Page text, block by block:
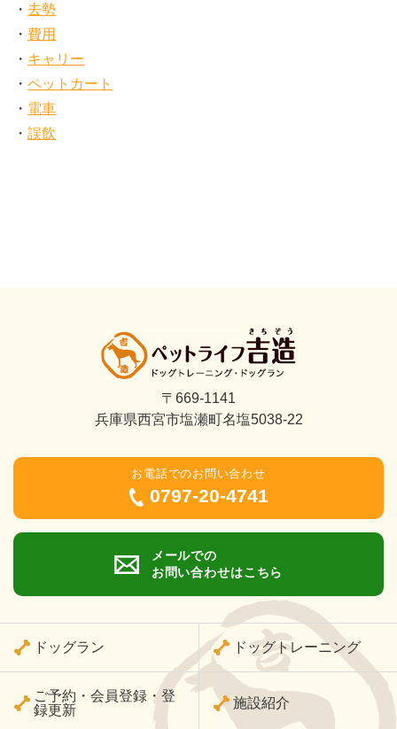
去勢
費用
キャリー
ペットカート
電車
誤飲
〒669-1141
兵庫県西宮市塩瀬町名塩5038-22
お電話でのお問い合わせ
0797-20-4741
メールでの
お問い合わせはこちら
ドッグラン ドッグトレーニング
ご予約・会員登録・登
録更新
施設紹介